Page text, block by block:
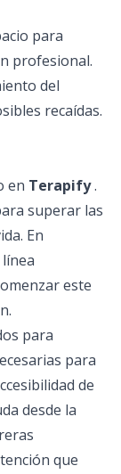
para
profesional.
del
recaídas.
en Terapify.
superar las
En
este
para
para
de
desde la
que